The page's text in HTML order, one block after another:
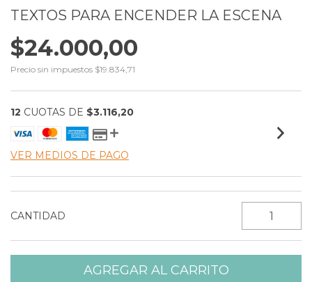
TEXTOS PARA ENCENDER LA ESCENA
$24.000,00
Precio sin impuestos $19.834,71
12 CUOTAS DE $3.116,20
VER MEDIOS DE PAGO
CANTIDAD